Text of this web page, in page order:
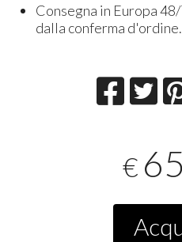
Consegna in Europa
dalla conferma d'ordine.
€ 65